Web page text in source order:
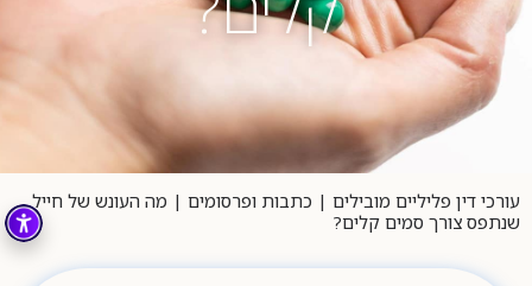
עורכי דין פליליים מובילים | כתבות ופרסומים | מה העונש של חייל
שנתפס צורך סמים קלים?